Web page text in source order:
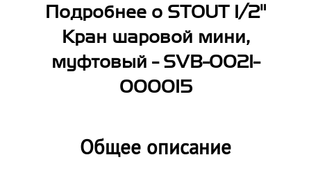
Подробнее о STOUT 1/2"
Кран шаровой мини,
муфтовый - SVB-0021-
000015
Общее описание